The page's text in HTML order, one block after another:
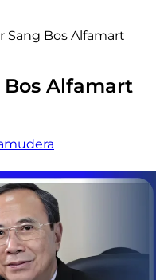
Sang Bos Alfamart
Bos Alfamart